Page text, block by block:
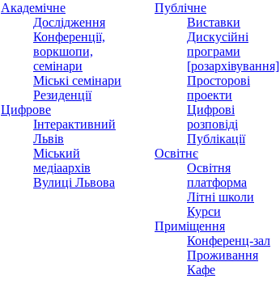
Академічне
Дослідження
Конференції,
воркшопи,
семінари
Міські семінари
Резиденції
Цифрове
Інтерактивний
Львів
Міський
медіаархів
Вулиці Львова
Публічне
Виставки
Дискусійні
програми
[розархівування]
Просторові
проекти
Цифрові
розповіді
Публікації
Освітнє
Освітня
платформа
Літні школи
Курси
Приміщення
Конференц-зал
Проживання
Кафе